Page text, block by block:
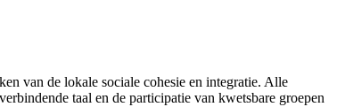
van de lokale sociale cohesie en integratie. Alle
taal en de participatie van kwetsbare groepen